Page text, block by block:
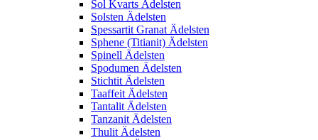
Sol Kvarts Ädelsten
Solsten Ädelsten
Spessartit Granat Ädelsten
Sphene (Titianit) Ädelsten
Spinell Ädelsten
Spodumen Ädelsten
Stichtit Ädelsten
Taaffeit Ädelsten
Tantalit Ädelsten
Tanzanit Ädelsten
Thulit Ädelsten